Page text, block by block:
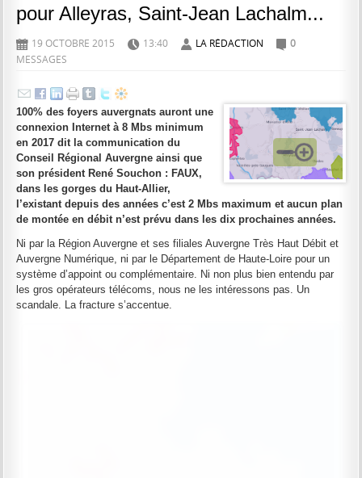
pour Alleyras, Saint-Jean Lachalm...
D 19 OCTOBRE 2015 H 13:40 A LA RÉDACTION
0
MESSAGES
100% des foyers auvergnats auront une
connexion Internet à 8 Mbs minimum
en 2017 dit la communication du
Conseil Régional Auvergne ainsi que
son président René Souchon : FAUX,
dans les gorges du Haut-Allier,
l’existant depuis des années c’est 2 Mbs maximum et aucun plan
de montée en débit n’est prévu dans les dix prochaines années.
Ni par la Région Auvergne et ses filiales Auvergne Très Haut Débit et
Auvergne Numérique, ni par le Département de Haute-Loire pour un
système d’appoint ou complémentaire. Ni non plus bien entendu par
les gros opérateurs télécoms, nous ne les intéressons pas. Un
scandale. La fracture s’accentue.